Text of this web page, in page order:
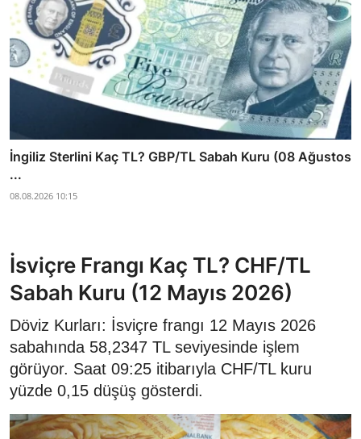
İngiliz Sterlini Kaç TL? GBP/TL Sabah Kuru (08 Ağustos
...
08.08.2026 10:15
İsviçre Frangı Kaç TL? CHF/TL
Sabah Kuru (12 Mayıs 2026)
Döviz Kurları: İsviçre frangı 12 Mayıs 2026
sabahında 58,2347 TL seviyesinde işlem
görüyor. Saat 09:25 itibarıyla CHF/TL kuru
yüzde 0,15 düşüş gösterdi.